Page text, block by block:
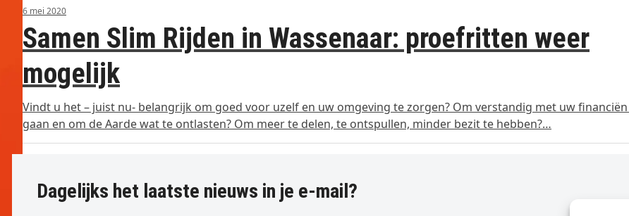
6 mei 2020
Samen Slim Rijden in Wassenaar: proefritten weer
mogelijk
Vindt u het – juist nu- belangrijk om goed voor uzelf en uw omgeving te zorgen? Om verstandig met uw
gaan en om de Aarde wat te ontlasten? Om meer te delen, te ontspullen, minder bezit te hebben?…
Dagelijks het laatste nieuws in je e-mail?